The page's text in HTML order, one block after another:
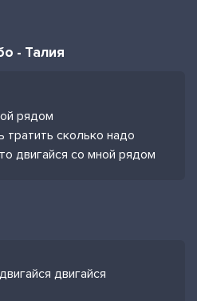
- Талия
рядом
тратить сколько надо
двигайся со мной рядом
двигайся